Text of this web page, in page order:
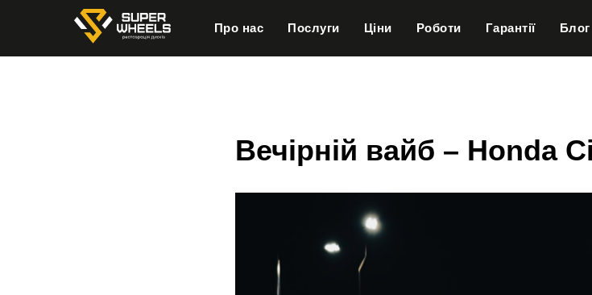
Про нас Послуги Ціни Роботи Гарантії Блог
Вечірній вайб – Honda